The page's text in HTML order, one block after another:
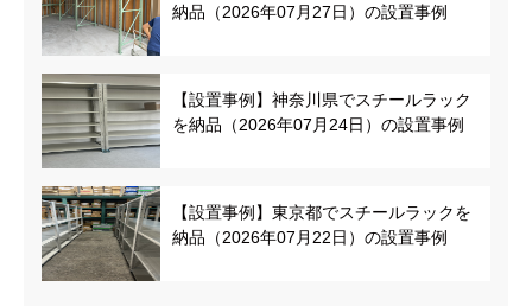
納品（2026年07月27日）の設置事例
【設置事例】神奈川県でスチールラック
を納品（2026年07月24日）の設置事例
【設置事例】東京都でスチールラックを
納品（2026年07月22日）の設置事例